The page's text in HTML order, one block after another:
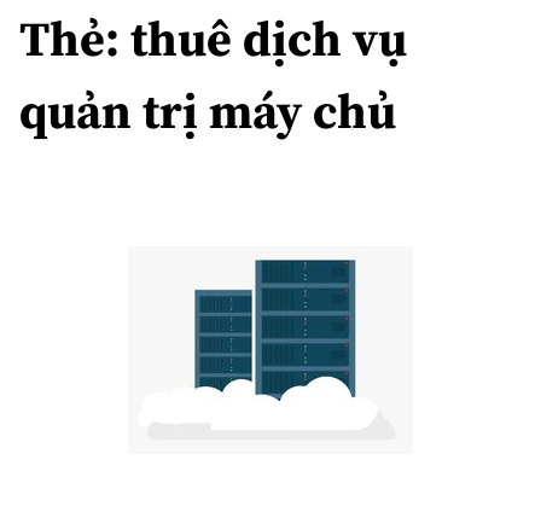
Thẻ:thuê dịch vụ
quản trị máy chủ